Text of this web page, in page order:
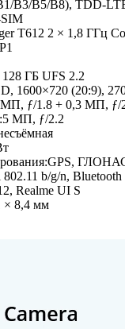
B3/B5/B8), TDD-
T612 2 × 1,8 ГГц
ГБ UFS 2.2
1600×720 (20:9),
ƒ/1.8 + 0,3 МП, ƒ/
5 МП, ƒ/2.2
GPS,
802.11 b/g/n,
Realme UI S
× 8,4 мм